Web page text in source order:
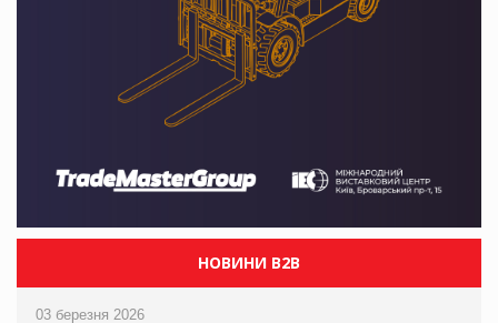
НОВИНИ B2B
03 березня 2026